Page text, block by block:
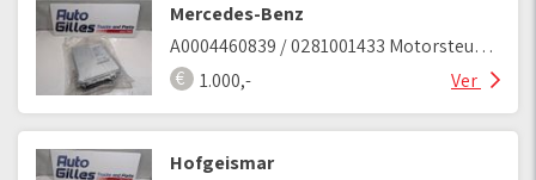
Mercedes-Benz
A0004460839 / 0281001433 Motorsteuergerät OM442LA
1.000,-
Ver
Hofgeismar